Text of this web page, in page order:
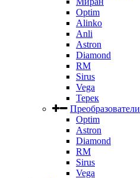
Optim
Alinko
Anli
Astron
Diamond
RM
Sirus
Vega
Терек
Преобразователи
Optim
Astron
Diamond
RM
Sirus
Vega